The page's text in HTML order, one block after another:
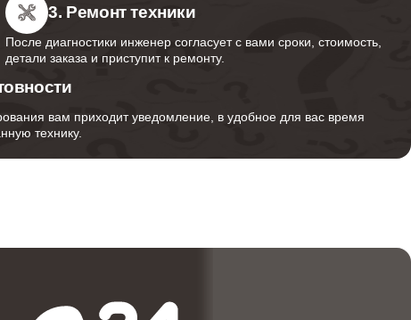
3. Ремонт техники
После диагностики инженер согласует с вами сроки, стоимость,
детали заказа и приступит к ремонту.
вам приходит уведомление, в удобное для вас время
технику.